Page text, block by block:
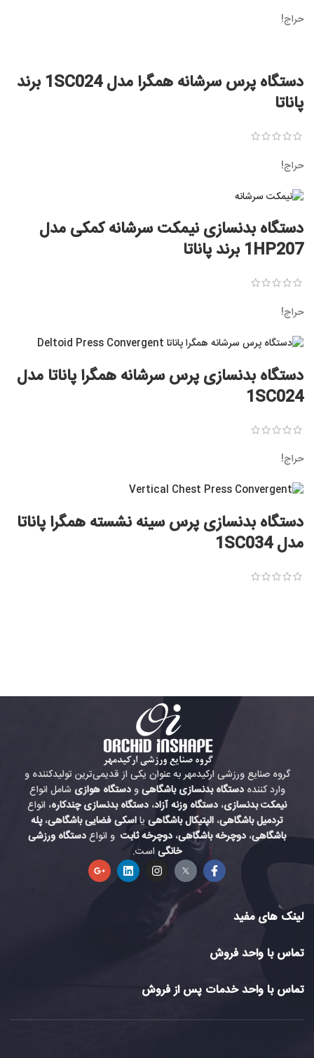
حراج!
دستگاه پرس سرشانه همگرا مدل 1SC024 برند
پاناتا
حراج!
دستگاه بدنسازی نیمکت سرشانه کمکی مدل
1HP207 برند پاناتا
حراج!
دستگاه بدنسازی پرس سرشانه همگرا پاناتا مدل
1SC024
حراج!
دستگاه بدنسازی پرس سینه نشسته همگرا پاناتا
مدل 1SC034
گروه صنایع ورزشی ارکیدمهر به عنوان یکی از قدیمی‌ترین تولیدکننده و
وارد کنندهدستگاه بدنسازی باشگاهیودستگاه هوازی شامل انواع
نیمکت بدنسازی، دستگاه وزنه آزاد، دستگاه بدنسازی چندکاره، انواع
تردمیل باشگاهی، الپتیکال باشگاهی یااسکی فضایی باشگاهی،پله
باشگاهی، دوچرخه باشگاهی، دوچرخه ثابت و انواعدستگاه ورزشی
خانگیاست.
لینک های مفید
تماس با واحد فروش
تماس با واحد خدمات پس از فروش